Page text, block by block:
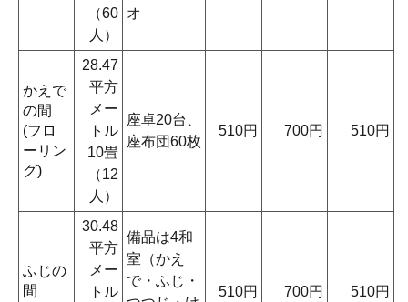
（60
人）
オ
かえで
の間
(フロ
ーリン
グ)
28.47
平方
メー
トル
10畳
（12
人）
座卓20台、
座布団60枚
510円 700円 510円
ふじの
間
30.48
平方
メー
トル
備品は4和
室（かえ
で・ふじ・
510円 700円 510円